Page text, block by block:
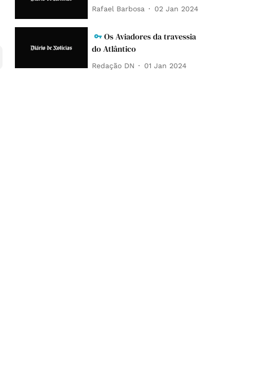
Rafael Barbosa 02 Jan 2024
Os Aviadores da travessia
do Atlântico
Redação DN 01 Jan 2024